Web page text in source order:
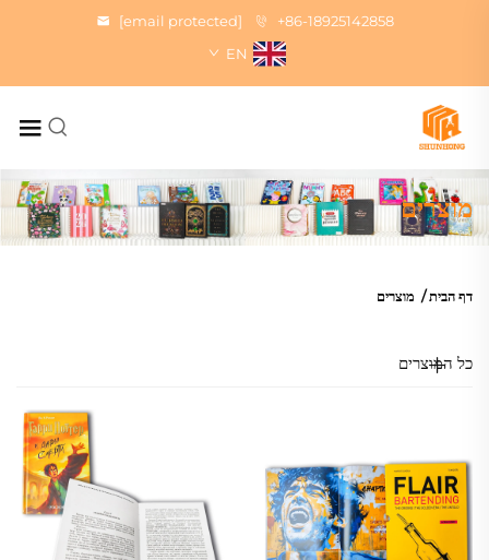
+86-18925142858
[email protected]
EN
מוצרים
דף הבית/ מוצרים
כל המוצרים